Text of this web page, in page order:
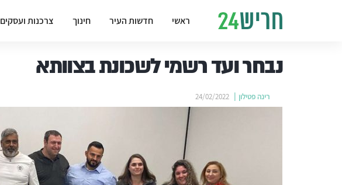
ראשי חדשות העיר חינוך צרכנות ועסקים
נבחר ועד רשמי לשכונת בצוותא
רינה פטילון 24/02/2022